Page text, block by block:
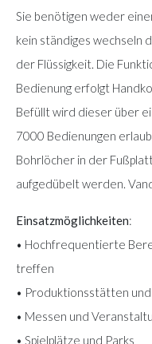
Sie benötigen weder
kein ständiges wechseln
der Flüssigkeit. Die
Bedienung erfolgt
Befüllt wird dieser über
7000 Bedienungen
Bohrlöcher in der
aufgedübelt werden.
Einsatzmöglichkeiten:
• Hochfrequentierte
treffen
• Produktionsstätten
• Messen und
• Spielplätze und Parks